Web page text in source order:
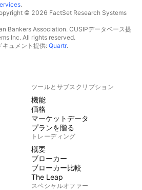
.
© 2026 FactSet Research Systems
Bankers Association. CUSIPデータベース提
Inc. All rights reserved.
キュメント提供: Quartr.
ツールとサブスクリプション
機能
価格
マーケットデータ
プランを贈る
トレーディング
概要
ブローカー
ブローカー比較
The Leap
スペシャルオファー